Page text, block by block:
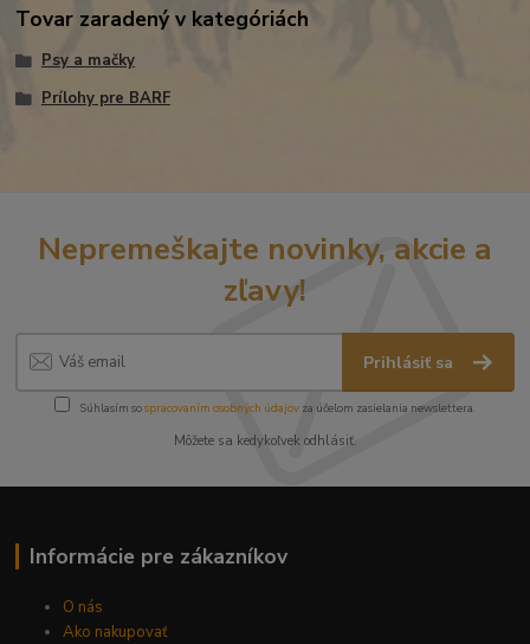
Tovar zaradený v kategóriách
Psy a mačky
Prílohy pre BARF
Nepremeškajte novinky, akcie a
zľavy!
Prihlásiť sa
Súhlasím sospracovaním osobných údajov za účelom zasielania newslettera.
Môžete sa kedykoľvek odhlásiť.
Informácie pre zákazníkov
O nás
Ako nakupovať